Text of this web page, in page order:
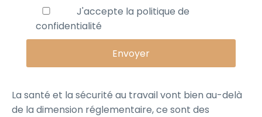
J'accepte la politique de
confidentialité
La santé et la sécurité au travail vont bien au-delà
de la dimension réglementaire, ce sont des